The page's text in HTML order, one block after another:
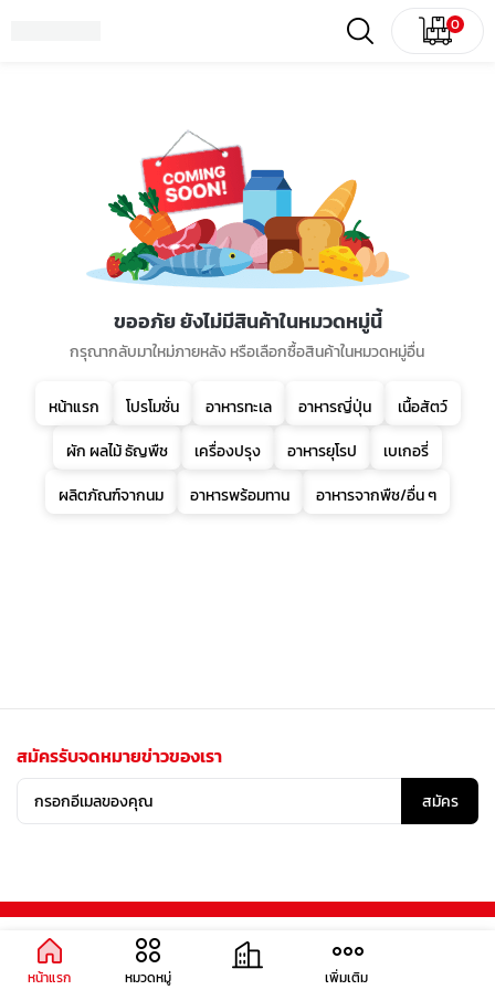
0
ขออภัย ยังไม่มีสินค้าในหมวดหมู่นี้
กรุณากลับมาใหม่ภายหลัง หรือเลือกซื้อสินค้าในหมวดหมู่อื่น
หน้าแรก โปรโมชั่น อาหารทะเล อาหารญี่ปุ่น
เนื้อสัตว์
ผัก ผลไม้ ธัญพืช
เครื่องปรุง อาหารยุโรป
เบเกอรี่
ผลิตภัณฑ์จากนม
อาหารพร้อมทาน อาหารจากพืช/อื่น ๆ
สมัครรับจดหมายข่าวของเรา
สมัคร
หน้าแรก หมวดหมู่ เพิ่มเติม